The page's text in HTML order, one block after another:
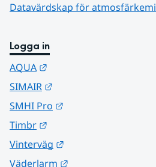
Datavärdskap för atmosfärkemi
Logga in
AQUA
SIMAIR
SMHI Pro
Timbr
Vinterväg
Väderlarm